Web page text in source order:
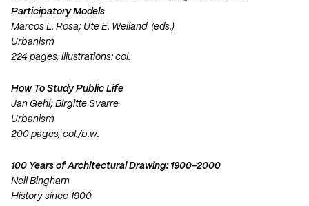
Participatory Models
Marcos L. Rosa; Ute E. Weiland (eds.)
Urbanism
224 pages, illustrations: col.
How To Study Public Life
Jan Gehl; Birgitte Svarre
Urbanism
200 pages, col./b.w.
100 Years of Architectural Drawing: 1900-2000
Neil Bingham
History since 1900